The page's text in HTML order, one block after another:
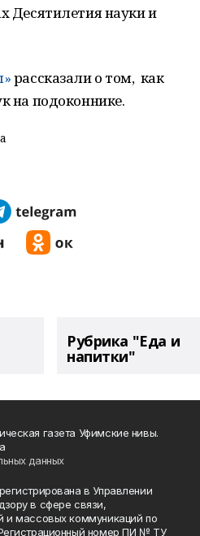
Десятилетия науки и
рассказали о том, как
на подоконнике.
Рубрика "Еда и
напитки"
газета Уфимские нивы.
данных
в Управлении
в сфере связи,
и массовых коммуникаций по
номер ПИ № ТУ